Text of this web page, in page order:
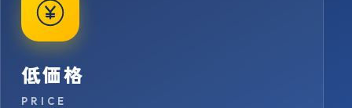
低価格
PRICE